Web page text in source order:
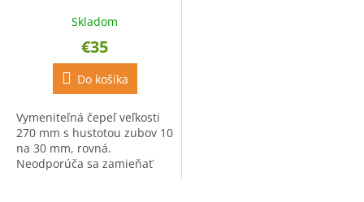
Skladom
€35
Do košíka
Vymeniteľná čepeľ veľkosti
270 mm s hustotou zubov 10
na 30 mm, rovná.
Neodporúča sa zamieňať